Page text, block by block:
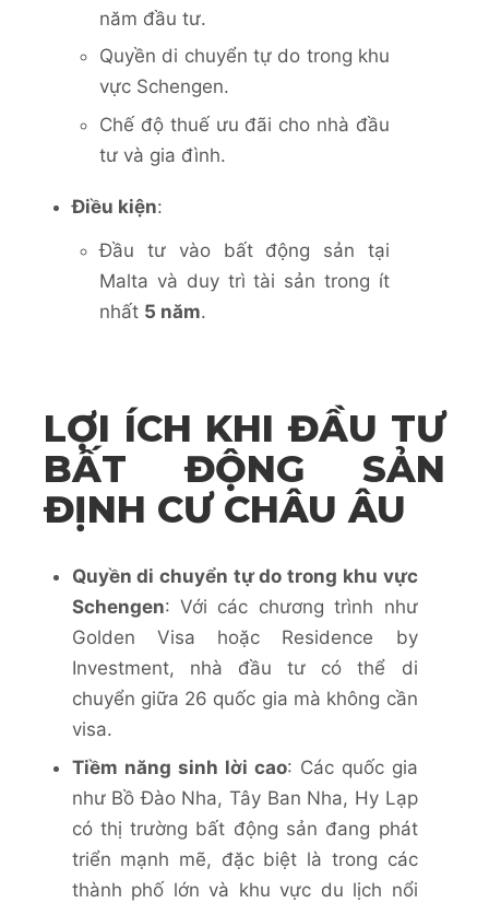
năm đầu tư.
Quyền di chuyển tự do trong khu
vực Schengen.
Chế độ thuế ưu đãi cho nhà đầu
tư và gia đình.
Điều kiện:
Đầu tư vào bất động sản tại
Malta và duy trì tài sản trong ít
nhất 5 năm.
LỢI ÍCH KHI ĐẦU TƯ
BẤT ĐỘNG SẢN
ĐỊNH CƯ CHÂU ÂU
Quyền di chuyển tự do trong khu vực
Schengen: Với các chương trình như
Golden Visa hoặc Residence by
Investment, nhà đầu tư có thể di
chuyển giữa 26 quốc gia mà không cần
visa.
Tiềm năng sinh lời cao: Các quốc gia
như Bồ Đào Nha, Tây Ban Nha, Hy Lạp
có thị trường bất động sản đang phát
triển mạnh mẽ, đặc biệt là trong các
thành phố lớn và khu vực du lịch nổi